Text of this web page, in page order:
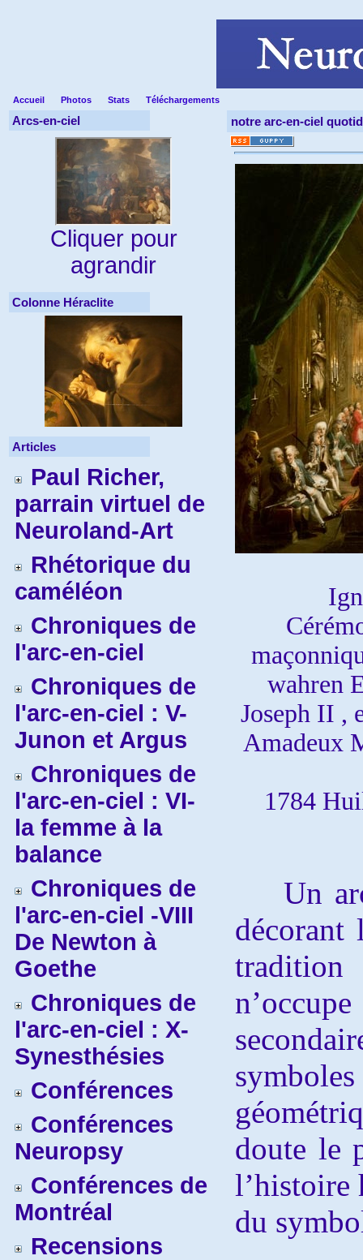
Accueil Photos Stats Téléchargements
Arcs-en-ciel
Cliquer pour
agrandir
Colonne Héraclite
Articles
Paul Richer,
parrain virtuel de
Neuroland-Art
Rhétorique du
caméléon
Chroniques de
l'arc-en-ciel
Chroniques de
l'arc-en-ciel : V-
Junon et Argus
Chroniques de
l'arc-en-ciel : VI-
la femme à la
balance
Chroniques de
l'arc-en-ciel -VIII
De Newton à
Goethe
Chroniques de
l'arc-en-ciel : X-
Synesthésies
Conférences
Conférences
Neuropsy
Conférences de
Montréal
Recensions
notre arc-en-ciel
wahren
Joseph II ,
Amadeux
1784
Un
décorant
tradition
doute le
l’histoire
du